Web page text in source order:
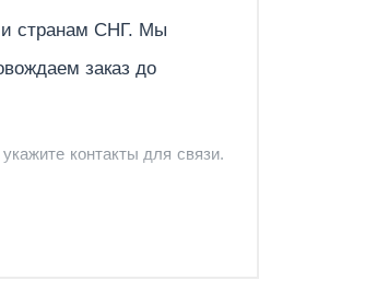
и странам СНГ. Мы
заказ до
контакты для связи.
вариант доставки.